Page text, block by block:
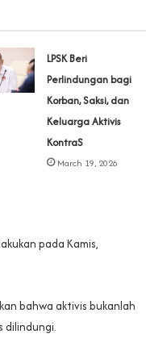
LPSK Beri
Perlindungan bagi
Korban, Saksi, dan
Keluarga Aktivis
KontraS
March 19, 2026
pada Kamis,
bahwa aktivis bukanlah
dilindungi.